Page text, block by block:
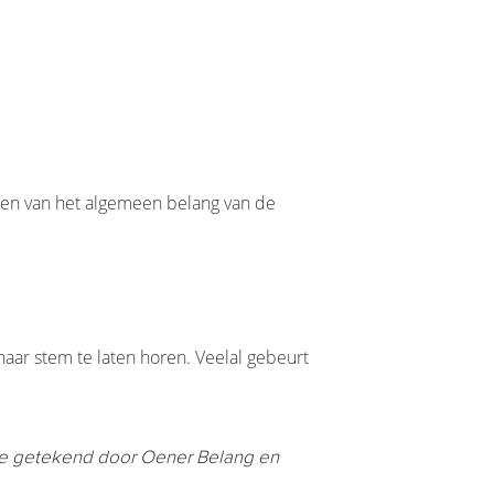
van het algemeen belang van de
stem te laten horen. Veelal gebeurt
getekend door Oener Belang en